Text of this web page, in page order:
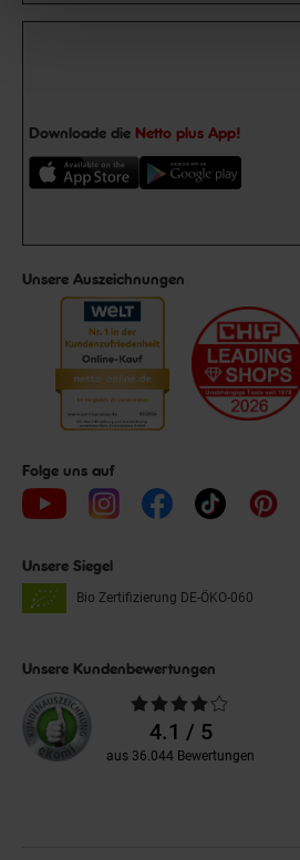
Downloade die Netto plus App!
Unsere Auszeichnungen
Folge uns auf
Unsere Siegel
Bio Zertifizierung DE-ÖKO-060
Unsere Kundenbewertungen
Durchschnittliche
Bewertungen4.1 / 5
aus 36.044 Bewertungen